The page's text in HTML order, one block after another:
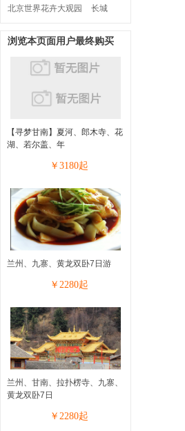
北京世界花卉大观园 长城
浏览本页面用户最终购买
【寻梦甘南】夏河、郎木寺、花
湖、若尔盖、年
￥ 3180起
兰州、九寨、黄龙双卧7日游
￥ 2280起
兰州、甘南、拉扑楞寺、九寨、
黄龙双卧7日
￥ 2280起